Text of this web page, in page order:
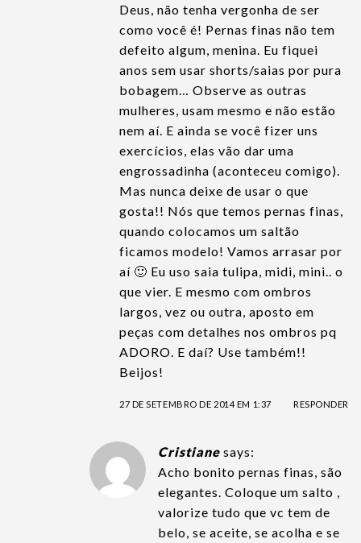
Deus, não tenha vergonha de ser
como você é! Pernas finas não tem
defeito algum, menina. Eu fiquei
anos sem usar shorts/saias por pura
bobagem… Observe as outras
mulheres, usam mesmo e não estão
nem aí. E ainda se você fizer uns
exercícios, elas vão dar uma
engrossadinha (aconteceu comigo).
Mas nunca deixe de usar o que
gosta!! Nós que temos pernas finas,
quando colocamos um saltão
ficamos modelo! Vamos arrasar por
aí 🙂 Eu uso saia tulipa, midi, mini.. o
que vier. E mesmo com ombros
largos, vez ou outra, aposto em
peças com detalhes nos ombros pq
ADORO. E daí? Use também!!
Beijos!
27 DE SETEMBRO DE 2014 EM 1:37 RESPONDER
Cristiane says:
Acho bonito pernas finas, são
elegantes. Coloque um salto ,
valorize tudo que vc tem de
belo, se aceite, se acolha e se